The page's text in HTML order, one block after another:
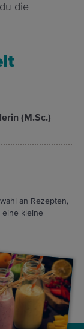
die
(M.Sc.)
an Rezepten,
eine kleine